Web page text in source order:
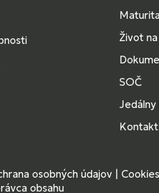
Maturita
Život
SOČ
Jedálny
Kontakt
osobných údajov|
obsahu